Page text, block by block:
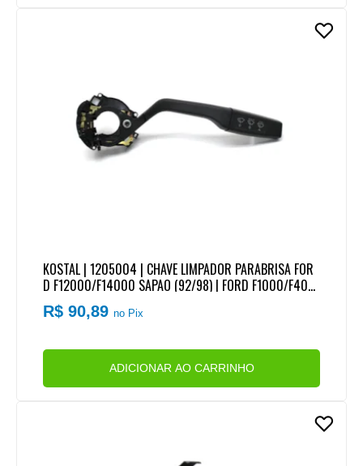
KOSTAL | 1205004 | CHAVE LIMPADOR PARABRISA FOR
D F12000/F14000 SAPAO (92/98) | FORD F1000/F400
0 (93/98)
R$ 90,89no Pix
ADICIONAR AO CARRINHO